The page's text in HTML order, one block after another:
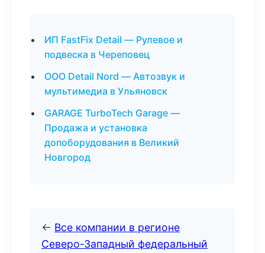
ИП FastFix Detail — Рулевое и
подвеска в Череповец
ООО Detail Nord — Автозвук и
мультимедиа в Ульяновск
GARAGE TurboTech Garage —
Продажа и установка
допоборудования в Великий
Новгород
← Все компании в регионе
Северо-Западный федеральный